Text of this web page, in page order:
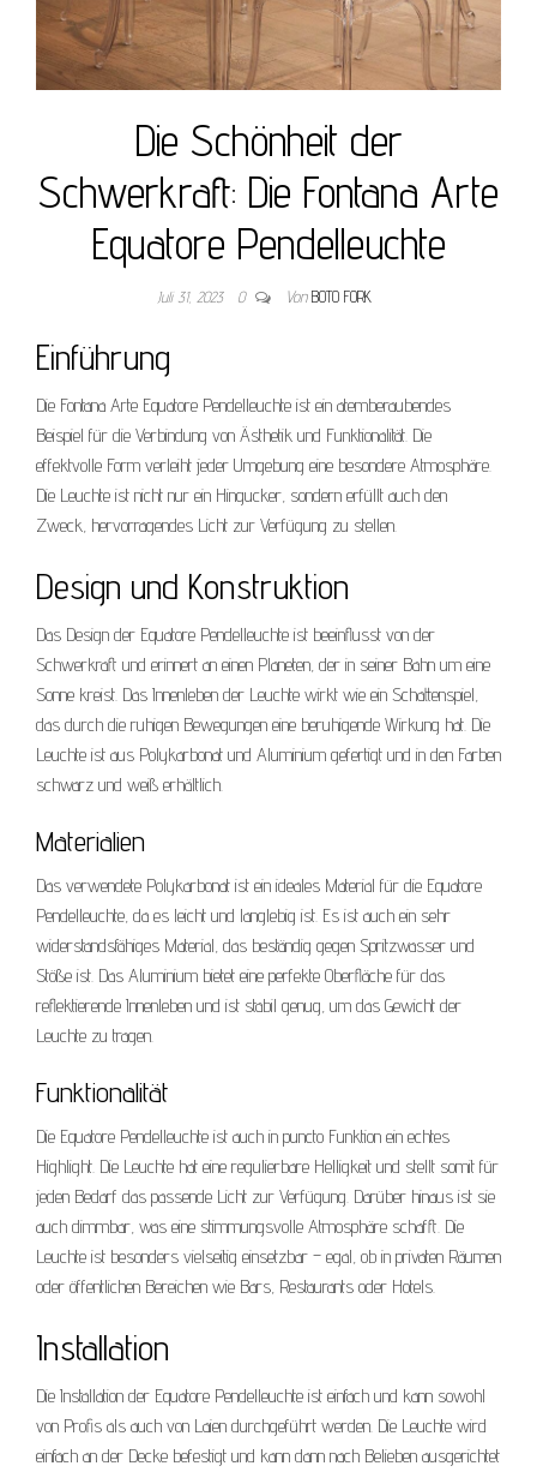
Die Schönheit der
Schwerkraft: Die Fontana Arte
Equatore Pendelleuchte
Juli 31, 2023 0 Von BOTO FORK
Einführung
Die Fontana Arte Equatore Pendelleuchte ist ein atemberaubendes
Beispiel für die Verbindung von Ästhetik und Funktionalität. Die
effektvolle Form verleiht jeder Umgebung eine besondere Atmosphäre.
Die Leuchte ist nicht nur ein Hingucker, sondern erfüllt auch den
Zweck, hervorragendes Licht zur Verfügung zu stellen.
Design und Konstruktion
Das Design der Equatore Pendelleuchte ist beeinflusst von der
Schwerkraft und erinnert an einen Planeten, der in seiner Bahn um eine
Sonne kreist. Das Innenleben der Leuchte wirkt wie ein Schattenspiel,
das durch die ruhigen Bewegungen eine beruhigende Wirkung hat. Die
Leuchte ist aus Polykarbonat und Aluminium gefertigt und in den Farben
schwarz und weiß erhältlich.
Materialien
Das verwendete Polykarbonat ist ein ideales Material für die Equatore
Pendelleuchte, da es leicht und langlebig ist. Es ist auch ein sehr
widerstandsfähiges Material, das beständig gegen Spritzwasser und
Stöße ist. Das Aluminium bietet eine perfekte Oberfläche für das
reflektierende Innenleben und ist stabil genug, um das Gewicht der
Leuchte zu tragen.
Funktionalität
Die Equatore Pendelleuchte ist auch in puncto Funktion ein echtes
Highlight. Die Leuchte hat eine regulierbare Helligkeit und stellt somit für
jeden Bedarf das passende Licht zur Verfügung. Darüber hinaus ist sie
auch dimmbar, was eine stimmungsvolle Atmosphäre schafft. Die
Leuchte ist besonders vielseitig einsetzbar – egal, ob in privaten Räumen
oder öffentlichen Bereichen wie Bars, Restaurants oder Hotels.
Installation
Die Installation der Equatore Pendelleuchte ist einfach und kann sowohl
von Profis als auch von Laien durchgeführt werden. Die Leuchte wird
einfach an der Decke befestigt und kann dann nach Belieben ausgerichtet